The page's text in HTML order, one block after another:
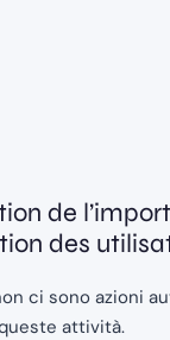
de
des
ci sono azioni
attività.